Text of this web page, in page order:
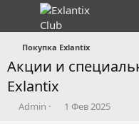
Покупка Exlantix
Акции и
Exlantix
А
Admin
Д1 Фев 2025